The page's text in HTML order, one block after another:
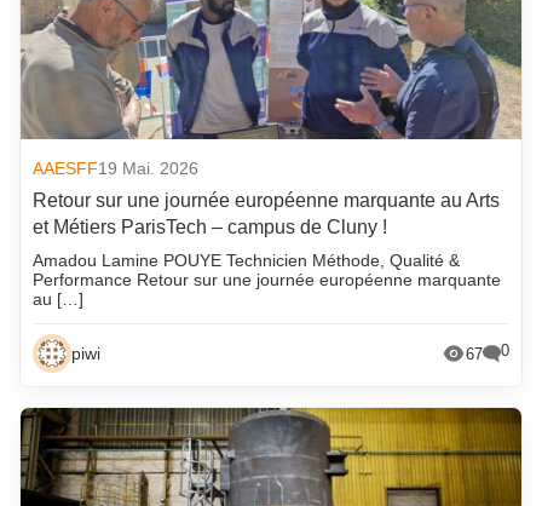
AAESFF19 Mai. 2026
Retour sur une journée européenne marquante au Arts
et Métiers ParisTech – campus de Cluny !
Amadou Lamine POUYE Technicien Méthode, Qualité &
Performance Retour sur une journée européenne marquante
au […]
piwi 67 0